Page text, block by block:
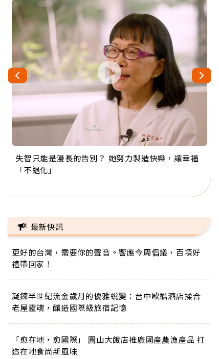
失智只能是漫長的告別？ 她努力製造快樂，讓幸福
「不退化」
來自剛果的巧克力神父 為台灣奉獻36年 「台灣是我
的家，我連作夢都講台語！」
63歲卸矽谷副總、搬回台灣找快樂！「蛋黃哥小
丑」走進安養院，逗樂上萬爺奶：退休後才開始真
104歲打破金氏世界紀錄 成為全球最年長羽球選
手，分享長壽的秘密原來是「這個」
事業巔峰他選擇追夢…黑手阿伯拉小提琴還登上小
巨蛋！連CNN都大讚！
最新快訊
更好的台灣，需要你的聲音。響應今周倡議，百項好
禮帶回家！
凝鍊半世紀流金歲月的優雅蛻變：台中歐酷酒店揉合
老屋靈魂，釀造國際級旅宿記憶
「愈在地，愈國際」 圓山大飯店推廣國產農漁產品 打
造在地食尚新風味